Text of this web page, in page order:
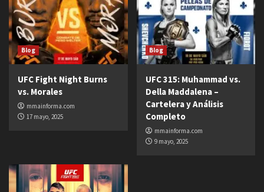
Blog
UFC Fight Night Burns
vs. Morales
mmainforma.com
17 mayo, 2025
Blog
UFC 315: Muhammad vs.
Della Maddalena –
Cartelera y Análisis
Completo
mmainforma.com
9 mayo, 2025